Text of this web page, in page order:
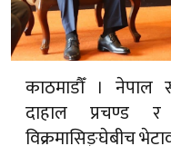
काठमाडौँ । नेपाल
दाहाल प्रचण्ड र
विक्रमासिङ्घेबीच